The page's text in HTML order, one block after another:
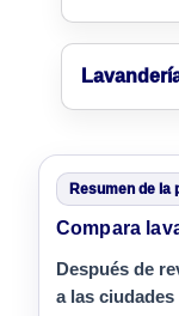
Resumen de la
Compara
Después de
a las